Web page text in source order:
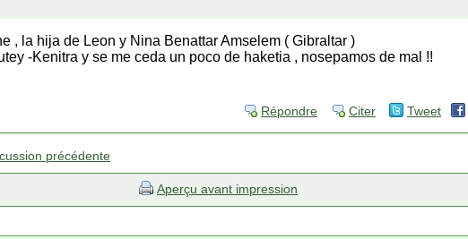
, la hija de Leon y Nina Benattar Amselem ( Gibraltar )
-Kenitra y se me ceda un poco de haketia , nosepamos de mal !!
Répondre Citer Tweet
précédente
Aperçu avant impression